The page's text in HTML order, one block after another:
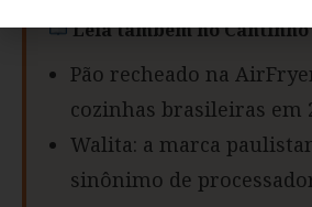
Leia também no Cantinho
Pão recheado na
cozinhas brasileiras em
Walita: a marca
sinônimo de